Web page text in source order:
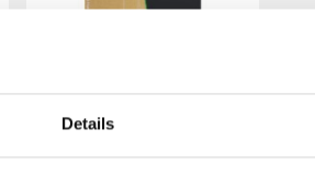
Details
Dubbelzijdige PEI
plaat | Bambu Lab |